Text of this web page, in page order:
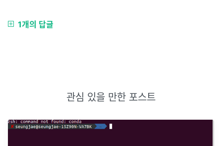
1개의 답글
관심 있을 만한 포스트